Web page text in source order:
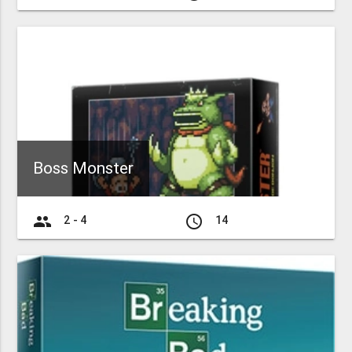
Boss Monster
group 2 - 4 access_time 14